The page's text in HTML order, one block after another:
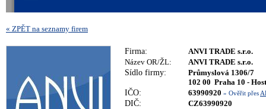
« ZPĚT na seznamy firem
Firma:
ANVI TRADE s.r.o.
Název OR/ŽL:
ANVI TRADE s.r.o.
Sídlo firmy:
Průmyslová 1306/7
102 00 Praha 10 -
IČO:
63990920 » Ověřit přes
DIČ:
CZ63990920